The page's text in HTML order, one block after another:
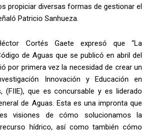
propiciar diversas formas de gestionar el
Patricio Sanhueza.
Cortés Gaete expresó que “La
de Aguas que se publicó en abril del
por primera vez la necesidad de crear un
Innovación y Educación en
(FIIE), que es concursable y es liderado
de Aguas. Esta es una impronta que
visiones de cómo solucionamos la
hídrico, así como también cómo